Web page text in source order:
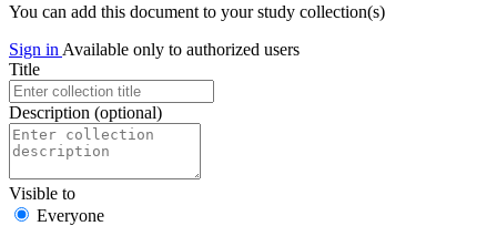
You can add this document to your study collection(s)
Sign in Available only to authorized users
Title
Description (optional)
Visible to
Everyone